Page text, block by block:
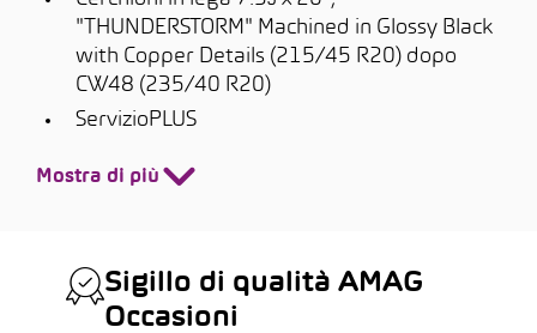
"THUNDERSTORM" Machined in Glossy Black
with Copper Details (215/45 R20) dopo
CW48 (235/40 R20)
ServizioPLUS
Mostra di più
Sigillo di qualità AMAG
Occasioni